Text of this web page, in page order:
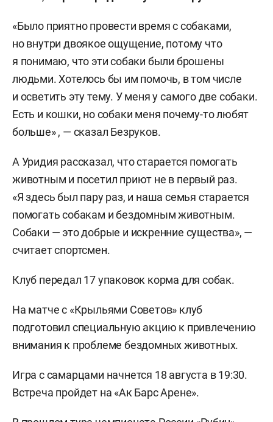
«Было приятно провести время с собаками,
но внутри двоякое ощущение, потому что
я понимаю, что эти собаки были брошены
людьми. Хотелось бы им помочь, в том числе
и осветить эту тему. У меня у самого две собаки.
Есть и кошки, но собаки меня почему-то любят
больше» , — сказал Безруков.
А Уридия рассказал, что старается помогать
животным и посетил приют не в первый раз.
«Я здесь был пару раз, и наша семья старается
помогать собакам и бездомным животным.
Собаки — это добрые и искренние существа», —
считает спортсмен.
Клуб передал 17 упаковок корма для собак.
На матче с «Крыльями Советов» клуб
подготовил специальную акцию к привлечению
внимания к проблеме бездомных животных.
Игра с самарцами начнется 18 августа в 19:30.
Встреча пройдет на «Ак Барс Арене».